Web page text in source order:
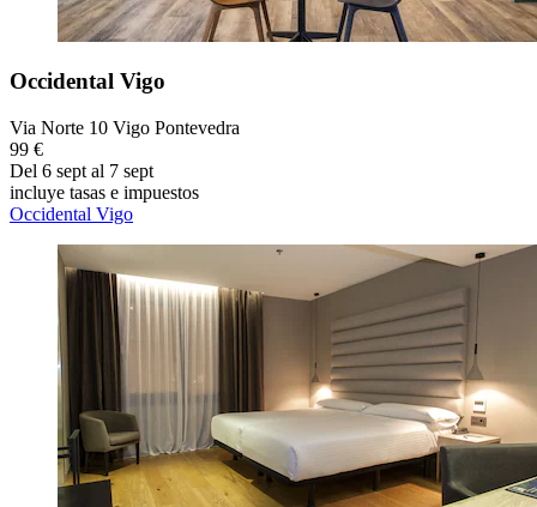
Occidental Vigo
Via Norte 10 Vigo Pontevedra
99 €
Del 6 sept al 7 sept
incluye tasas e impuestos
Occidental Vigo